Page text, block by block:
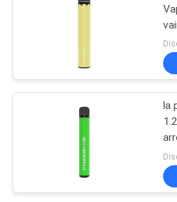
Vape plano
disponible
la